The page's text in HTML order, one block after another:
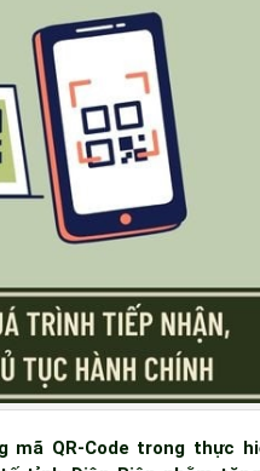
mã QR-Code trong thực